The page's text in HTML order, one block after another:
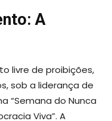
A
livre de proibições,
sob a liderança de
“Semana do Nunca
Viva”. A